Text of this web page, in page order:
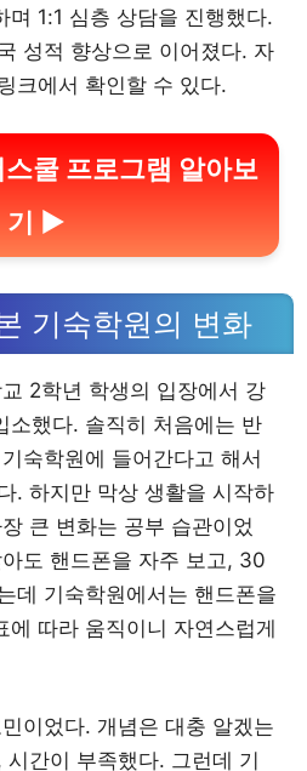
며 1:1 심층 상담을 진행했다.
성적 향상으로 이어졌다. 자
크에서 확인할 수 있다.
쿨 프로그램 알아보
기 ▶
기숙학원의 변화
2학년 학생의 입장에서 강
소했다. 솔직히 처음에는 반
숙학원에 들어간다고 해서
. 하지만 막상 생활을 시작하
큰 변화는 공부 습관이었
도 핸드폰을 자주 보고, 30
데 기숙학원에서는 핸드폰을
에 따라 움직이니 자연스럽게
이었다. 개념은 대충 알겠는
간이 부족했다. 그런데 기